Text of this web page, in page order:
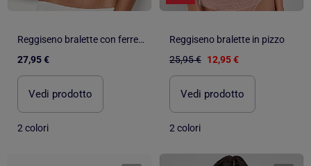
Reggiseno bralette con ferretto e imbottitura
27,95 €
Vedi prodotto
2 colori
Reggiseno bralette in pizzo
25,95 € 12,95 €
Vedi prodotto
2 colori